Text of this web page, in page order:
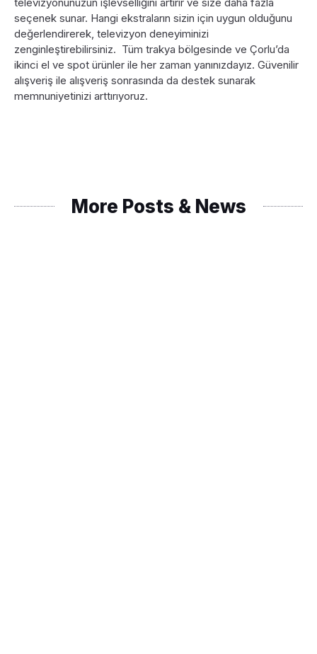
seçenek sunar. Hangi ekstraların sizin için uygun olduğunu
değerlendirerek, televizyon deneyiminizi
zenginleştirebilirsiniz. Tüm trakya bölgesinde ve Çorlu’da
ikinci el ve spot ürünler ile her zaman yanınızdayız. Güvenilir
alışveriş ile alışveriş sonrasında da destek sunarak
memnuniyetinizi arttırıyoruz.
More Posts & News